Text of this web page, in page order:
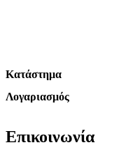
Κατάστημα
Όροι Χρήσης
Συναλλαγές
Λογαριασμός
Παραγγελίες
Επικοινωνία